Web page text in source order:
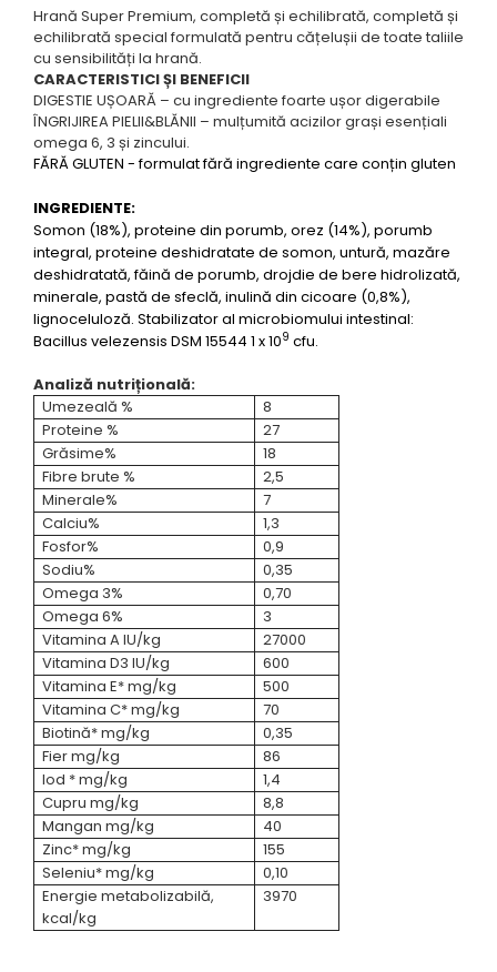
Hrană Super Premium, completă și echilibrată, completă și
echilibrată special formulată pentru cățelușii de toate taliile
cu sensibilități la hrană.
CARACTERISTICI ȘI BENEFICII
DIGESTIE UȘOARĂ – cu ingrediente foarte ușor digerabile
ÎNGRIJIREA PIELII&BLĂNII – mulțumită acizilor grași esențiali
omega 6, 3 și zincului.
FĂRĂ GLUTEN - formulat fără ingrediente care conțin gluten
INGREDIENTE:
Somon (18%), proteine din porumb, orez (14%), porumb
integral, proteine deshidratate de somon, untură, mazăre
deshidratată, făină de porumb, drojdie de bere hidrolizată,
minerale, pastă de sfeclă, inulină din cicoare (0,8%),
lignoceluloză. Stabilizator al microbiomului intestinal:
Bacillus velezensis DSM 15544 1 x 109 cfu.
Analiză nutrițională:
Umezeală %
8
Proteine %
27
Grăsime%
18
Fibre brute %
2,5
Minerale%
7
Calciu%
1,3
Fosfor%
0,9
Sodiu%
0,35
Omega 3%
0,70
Omega 6%
3
Vitamina A IU/kg
27000
Vitamina D3 IU/kg
600
Vitamina E* mg/kg
500
Vitamina C* mg/kg
70
Biotină* mg/kg
0,35
Fier mg/kg
86
Iod * mg/kg
1,4
Cupru mg/kg
8,8
Mangan mg/kg
40
Zinc* mg/kg
155
Seleniu* mg/kg
0,10
Energie metabolizabilă,
kcal/kg
3970